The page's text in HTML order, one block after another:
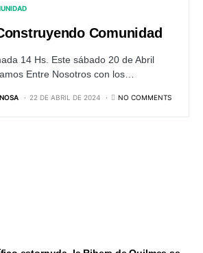
Comunidad
14 Hs. Este sábado 20 de Abril
Entre Nosotros con los…
22 DE ABRIL DE 2024 NO COMMENTS